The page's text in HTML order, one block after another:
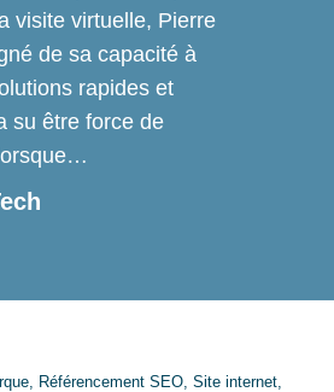
visite virtuelle, Pierre
de sa capacité à
rapides et
su être force de
Référencement SEO Site internet